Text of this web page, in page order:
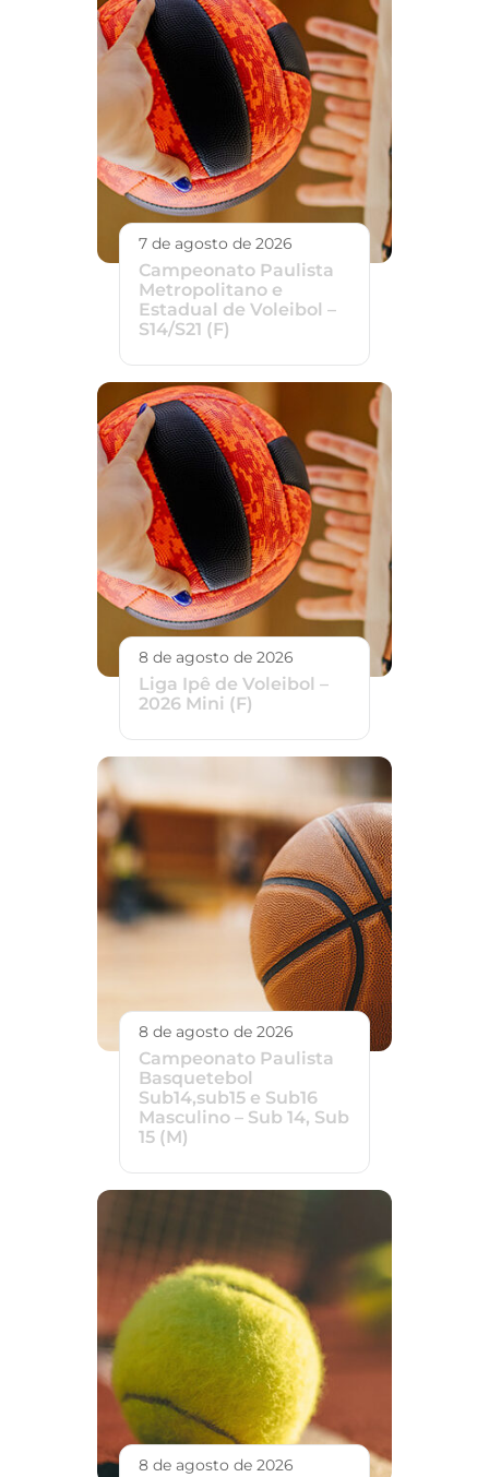
7 de agosto de 2026
Campeonato Paulista
Metropolitano e
Estadual de Voleibol –
S14/S21 (F)
8 de agosto de 2026
Liga Ipê de Voleibol –
2026 Mini (F)
8 de agosto de 2026
Campeonato Paulista
Basquetebol
Sub14,sub15 e Sub16
Masculino – Sub 14, Sub
15 (M)
8 de agosto de 2026